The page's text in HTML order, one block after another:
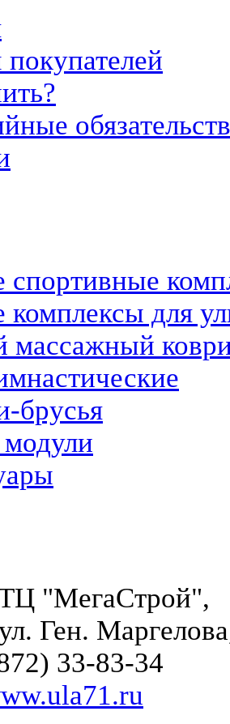
спортивные
комплексы для
массажный
брусья
"МегаСтрой",
Ген.
33-83-34